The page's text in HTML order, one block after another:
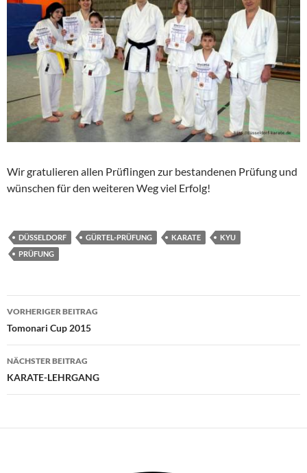
Wir gratulieren allen Prüflingen zur bestandenen Prüfung und
wünschen für den weiteren Weg viel Erfolg!
DÜSSELDORF GÜRTEL-PRÜFUNG KARATE
KYU
PRÜFUNG
Beitragsnavigation
VORHERIGER BEITRAG
Tomonari Cup 2015
NÄCHSTER BEITRAG
KARATE-LEHRGANG